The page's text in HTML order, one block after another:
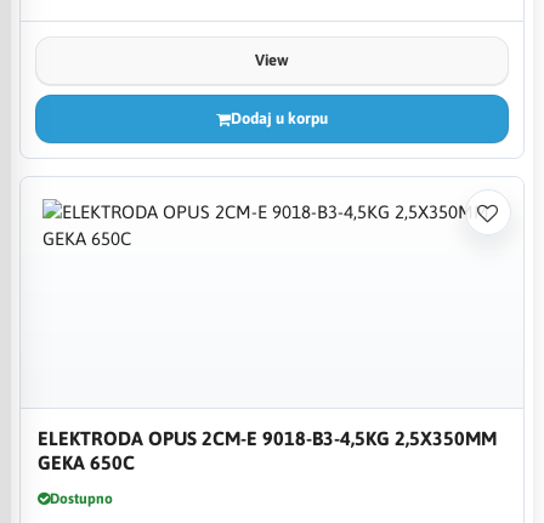
View
Dodaj u korpu
ELEKTRODA OPUS 2CM-E 9018-B3-4,5KG 2,5X350MM
GEKA 650C
Dostupno